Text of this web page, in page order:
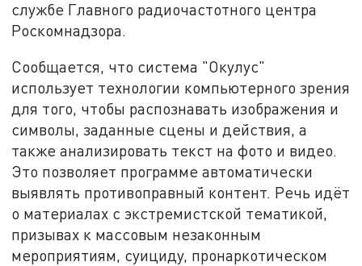
службе Главного радиочастотного центра
Роскомнадзора.
Сообщается, что система "Окулус"
использует технологии компьютерного зрения
для того, чтобы распознавать изображения и
символы, заданные сцены и действия, а
также анализировать текст на фото и видео.
Это позволяет программе автоматически
выявлять противоправный контент. Речь идёт
о материалах с экстремистской тематикой,
призывах к массовым незаконным
мероприятиям, суициду, пронаркотическом